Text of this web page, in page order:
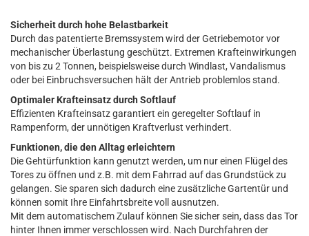
Sicherheit durch hohe Belastbarkeit
Durch das patentierte Bremssystem wird der Getriebemotor vor
mechanischer Überlastung geschützt. Extremen Krafteinwirkungen
von bis zu 2 Tonnen, beispielsweise durch Windlast, Vandalismus
oder bei Einbruchsversuchen hält der Antrieb problemlos stand.
Optimaler Krafteinsatz durch Softlauf
Effizienten Krafteinsatz garantiert ein geregelter Softlauf in
Rampenform, der unnötigen Kraftverlust verhindert.
Funktionen, die den Alltag erleichtern
Die Gehtürfunktion kann genutzt werden, um nur einen Flügel des
Tores zu öffnen und z.B. mit dem Fahrrad auf das Grundstück zu
gelangen. Sie sparen sich dadurch eine zusätzliche Gartentür und
können somit Ihre Einfahrtsbreite voll ausnutzen.
Mit dem automatischem Zulauf können Sie sicher sein, dass das Tor
hinter Ihnen immer verschlossen wird. Nach Durchfahren der